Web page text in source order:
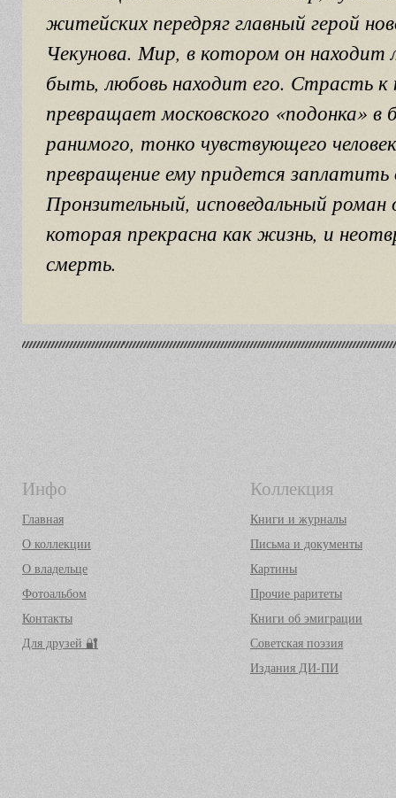
житейских передряг главный герой
Чекунова. Мир, в котором он
быть, любовь находит его. Страсть к
превращает московского «подонка» в
ранимого, тонко чувствующего
превращение ему придется
Пронзительный, исповедальный
которая прекрасна как жизнь, и
смерть.
Инфо
Главная
О коллекции
О владельце
Фотоальбом
Контакты
Для друзей 🔐
Коллекция
Книги и журналы
Письма и документы
Картины
Прочие раритеты
Книги об эмиграции
Советская поэзия
Издания ДИ-ПИ